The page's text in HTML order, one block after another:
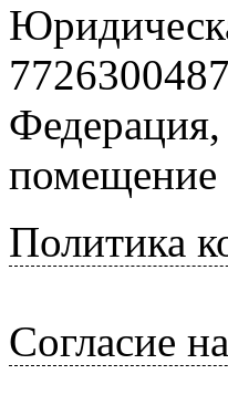
Политика
Согласие